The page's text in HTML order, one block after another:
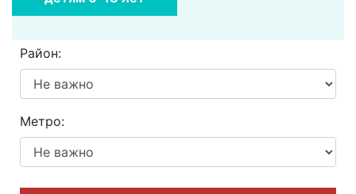
Район:
Метро: